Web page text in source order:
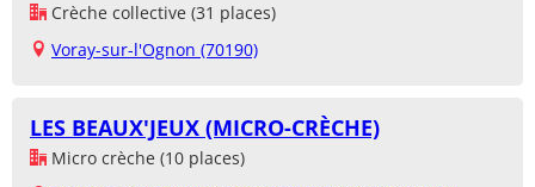
Crèche collective (31 places)
Voray-sur-l'Ognon (70190)
LES BEAUX'JEUX (MICRO-CRÈCHE)
Micro crèche (10 places)